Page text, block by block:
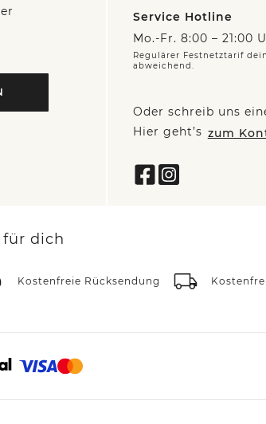
Service Hotline
Mo.-Fr. 8:00 – 21:00
Regulärer Festnetztarif
abweichend.
Oder schreib uns
Hier geht’s zum
für dich
Kostenfreie Rücksendung